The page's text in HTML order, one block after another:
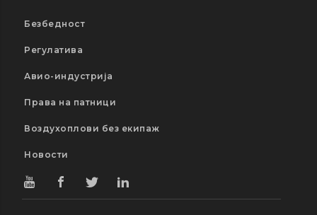
Безбедност
Регулатива
Авио-индустрија
Права на патници
Воздухоплови без екипаж
Новости